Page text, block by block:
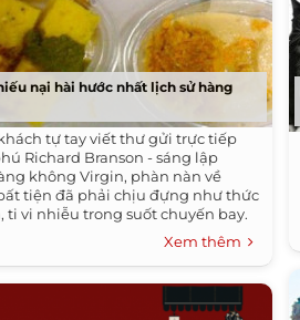
nại hài hước nhất lịch sử hàng
tự tay viết thư gửi trực tiếp
Richard Branson - sáng lập
không Virgin, phàn nàn về
tiện đã phải chịu đựng như thức
ti vi nhiễu trong suốt chuyến bay.
Xem thêm